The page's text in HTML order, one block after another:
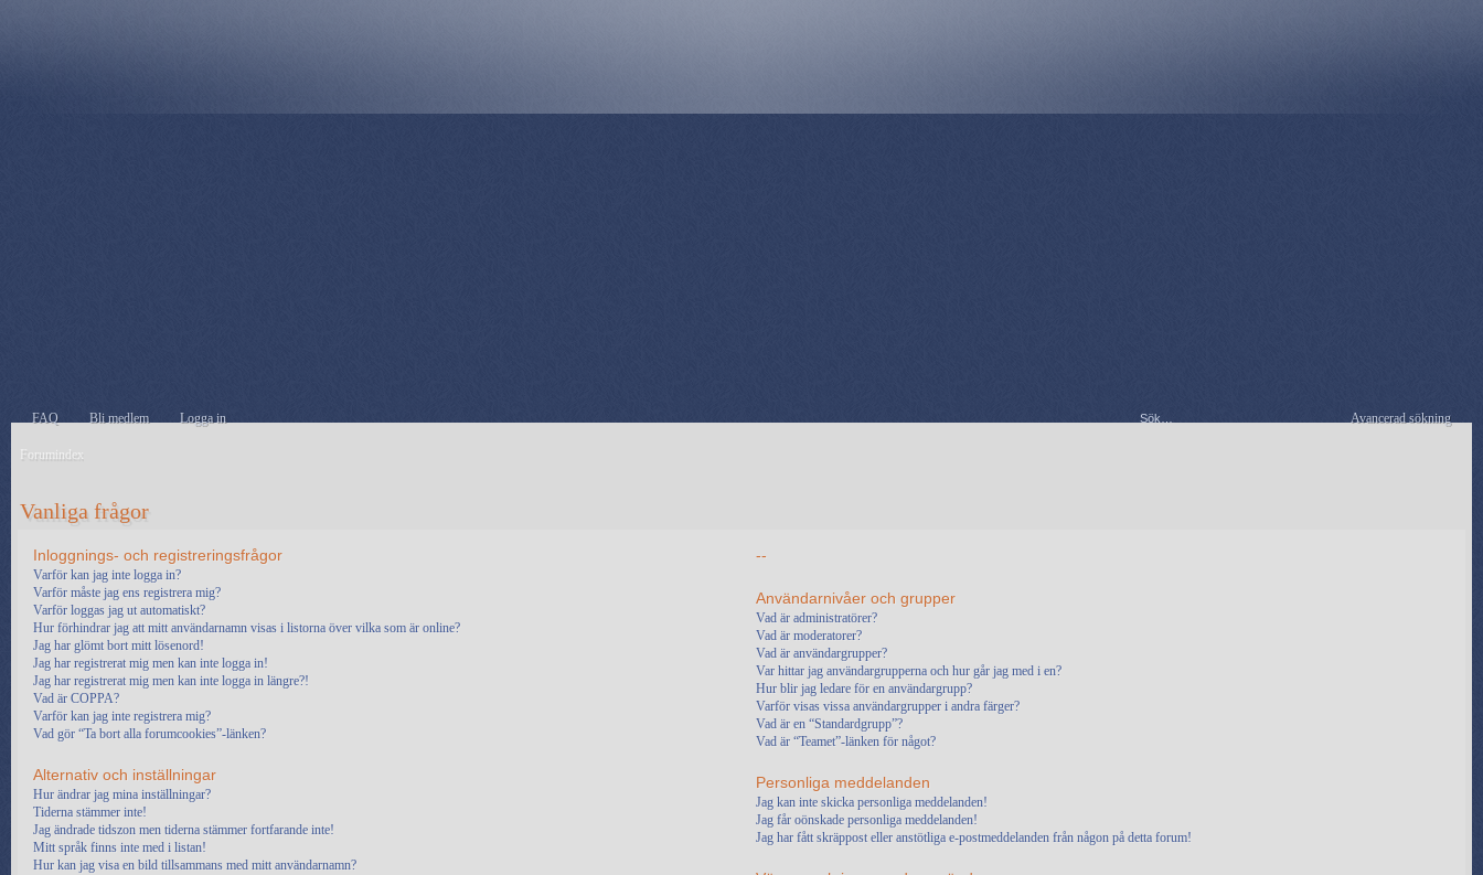
FAQ Bli medlem Logga in Avancerad sökning
Forumindex
Vanliga frågor
Inloggnings- och registreringsfrågor
Varför kan jag inte logga in?
Varför måste jag ens registrera mig?
Varför loggas jag ut automatiskt?
Hur förhindrar jag att mitt användarnamn visas i listorna över vilka som är online?
Jag har glömt bort mitt lösenord!
Jag har registrerat mig men kan inte logga in!
Jag har registrerat mig men kan inte logga in längre?!
Vad är COPPA?
Varför kan jag inte registrera mig?
Vad gör “Ta bort alla forumcookies”-länken?
Alternativ och inställningar
Hur ändrar jag mina inställningar?
Tiderna stämmer inte!
Jag ändrade tidszon men tiderna stämmer fortfarande inte!
Mitt språk finns inte med i listan!
Hur kan jag visa en bild tillsammans med mitt användarnamn?
--
Användarnivåer och grupper
Vad är administratörer?
Vad är moderatorer?
Vad är användargrupper?
Var hittar jag användargrupperna och hur går jag med i en?
Hur blir jag ledare för en användargrupp?
Varför visas vissa användargrupper i andra färger?
Vad är en “Standardgrupp”?
Vad är “Teamet”-länken för något?
Personliga meddelanden
Jag kan inte skicka personliga meddelanden!
Jag får oönskade personliga meddelanden!
Jag har fått skräppost eller anstötliga e-postmeddelanden från någon på detta forum!